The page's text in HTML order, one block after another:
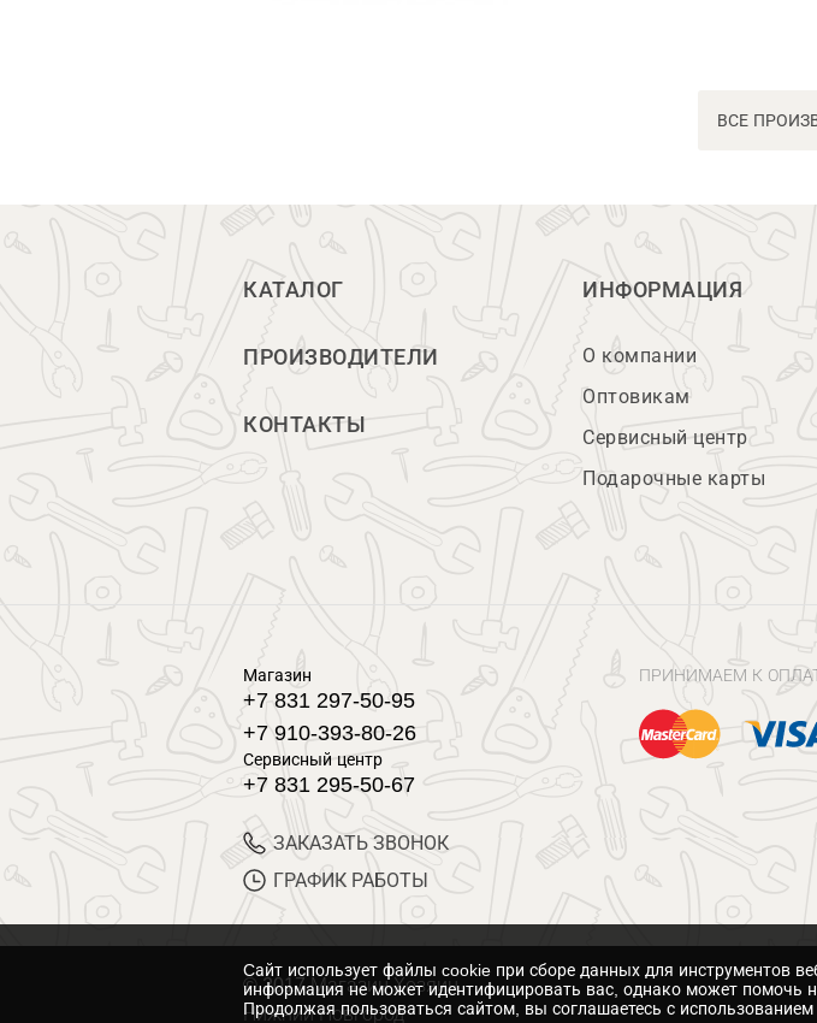
ВСЕ
КАТАЛОГ
ПРОИЗВОДИТЕЛИ
КОНТАКТЫ
ИНФОРМАЦИЯ
О компании
Оптовикам
Сервисный центр
Подарочные карты
Магазин
+7 831 297-50-95
+7 910-393-80-26
Сервисный центр
+7 831 295-50-67
ЗАКАЗАТЬ ЗВОНОК
ГРАФИК РАБОТЫ
ПРИНИМАЕМ К
© 2017 Магазин Хозяин
Нижний Новгород
Cайт использует файлы cookie при сборе данных для инструментов
информация не может идентифицировать вас, однако может помочь
Продолжая пользоваться сайтом, вы соглашаетесь с